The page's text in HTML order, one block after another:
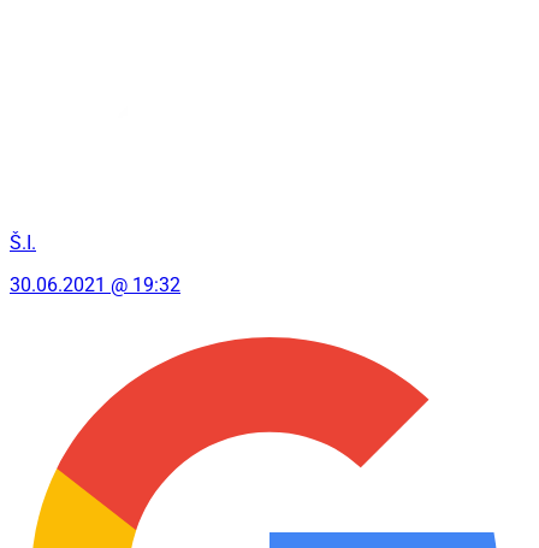
Š.I.
30.06.2021 @ 19:32